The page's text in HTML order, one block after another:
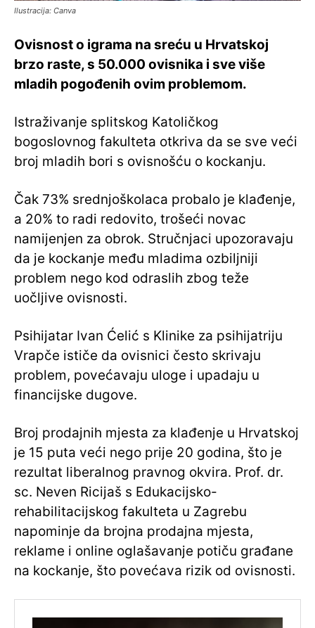
Ilustracija: Canva
Ovisnost o igrama na sreću u Hrvatskoj
brzo raste, s 50.000 ovisnika i sve više
mladih pogođenih ovim problemom.
Istraživanje splitskog Katoličkog
bogoslovnog fakulteta otkriva da se sve veći
broj mladih bori s ovisnošću o kockanju.
Čak 73% srednjoškolaca probalo je klađenje,
a 20% to radi redovito, trošeći novac
namijenjen za obrok. Stručnjaci upozoravaju
da je kockanje među mladima ozbiljniji
problem nego kod odraslih zbog teže
uočljive ovisnosti.
Psihijatar Ivan Ćelić s Klinike za psihijatriju
Vrapče ističe da ovisnici često skrivaju
problem, povećavaju uloge i upadaju u
financijske dugove.
Broj prodajnih mjesta za klađenje u Hrvatskoj
je 15 puta veći nego prije 20 godina, što je
rezultat liberalnog pravnog okvira. Prof. dr.
sc. Neven Ricijaš s Edukacijsko-
rehabilitacijskog fakulteta u Zagrebu
napominje da brojna prodajna mjesta,
reklame i online oglašavanje potiču građane
na kockanje, što povećava rizik od ovisnosti.